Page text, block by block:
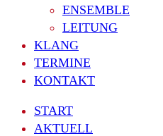
ENSEMBLE
LEITUNG
KLANG
TERMINE
KONTAKT
START
AKTUELL